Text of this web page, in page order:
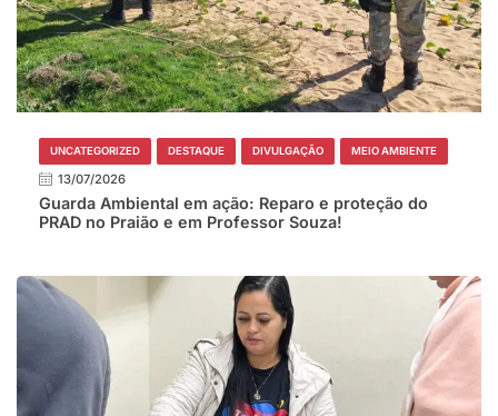
UNCATEGORIZED DESTAQUE DIVULGAÇÃO MEIO AMBIENTE
13/07/2026
Guarda Ambiental em ação: Reparo e proteção do
PRAD no Praião e em Professor Souza!